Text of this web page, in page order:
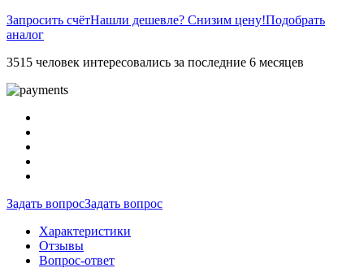
Запросить счётНашли дешевле? Снизим цену!Подобрать
аналог
3515 человек интересовались за последние 6 месяцев
Задать вопросЗадать вопрос
Характеристики
Отзывы
Вопрос-ответ